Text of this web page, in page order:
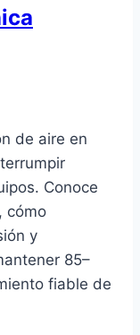
de aire en
Conoce
cómo
y
85–
fiable de